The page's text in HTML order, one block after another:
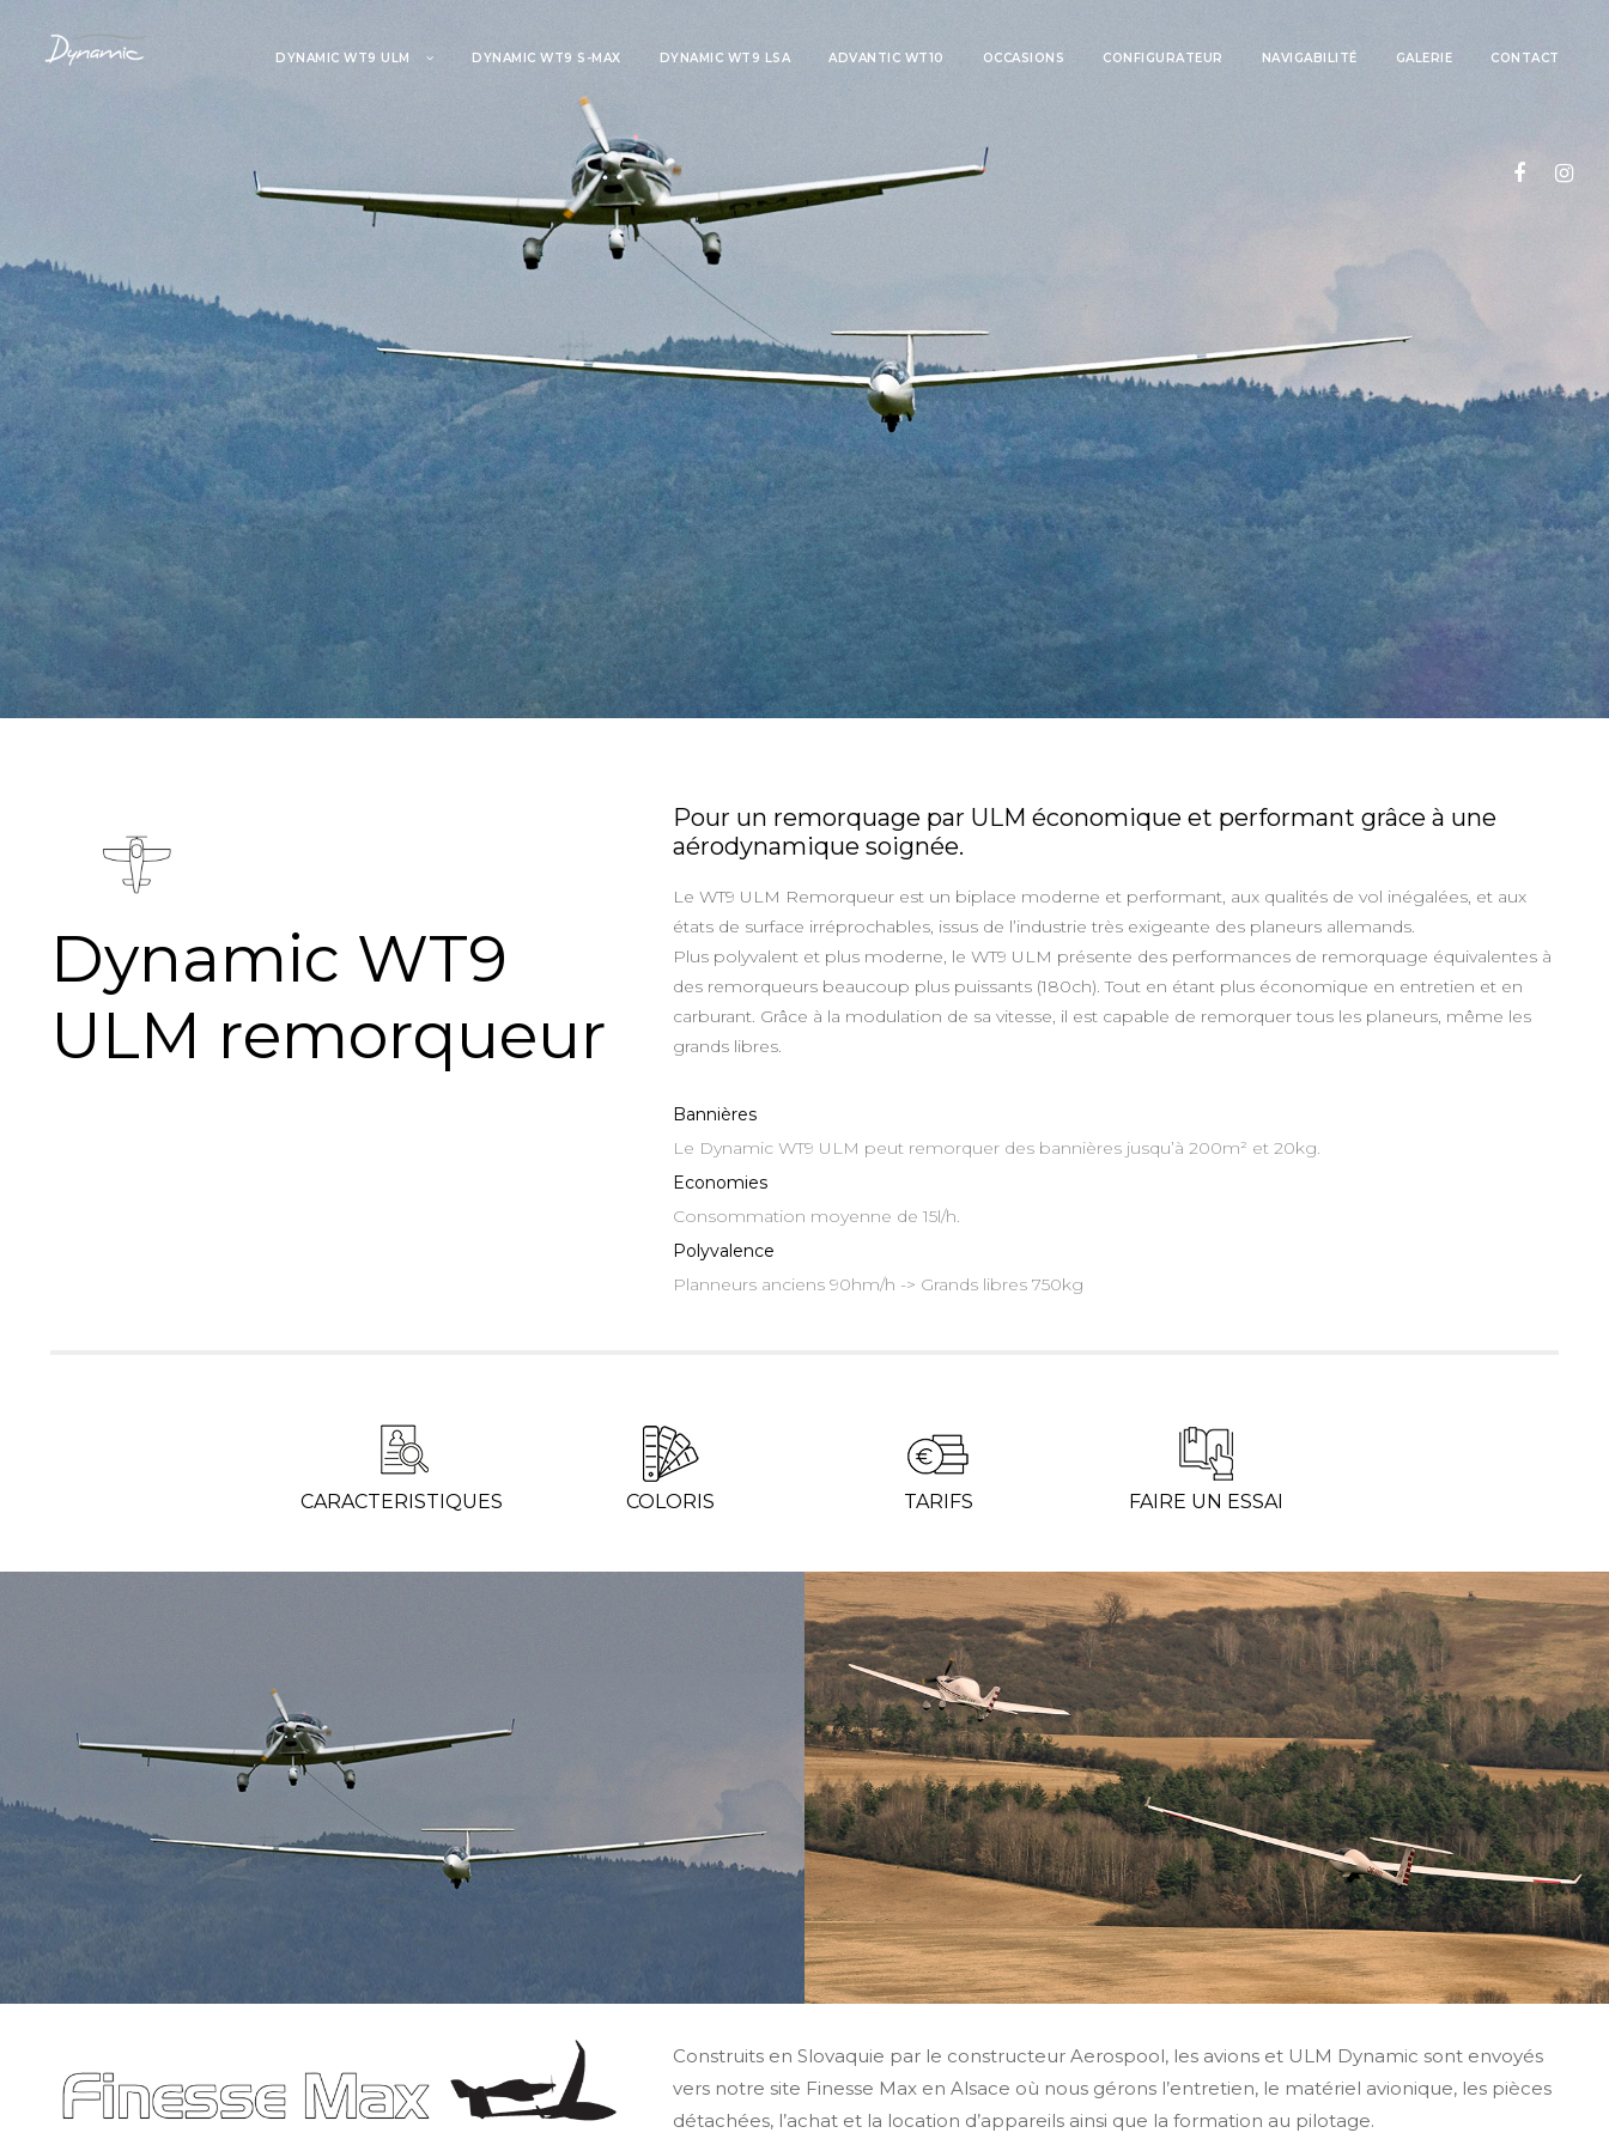
DYNAMIC WT9 ULM DYNAMIC WT9 S-MAX DYNAMIC WT9 LSA ADVANTIC WT10 OCCASIONS CONFIGURATEUR NAVIGABILITÉ GALERIE CONTACT
Dynamic WT9
ULM remorqueur
Pour un remorquage par ULM économique et performant grâce à une
aérodynamique soignée.
Le WT9 ULM Remorqueur est un biplace moderne et performant, aux qualités de vol inégalées, et aux
états de surface irréprochables, issus de l’industrie très exigeante des planeurs allemands.
Plus polyvalent et plus moderne, le WT9 ULM présente des performances de remorquage équivalentes à
des remorqueurs beaucoup plus puissants (180ch). Tout en étant plus économique en entretien et en
carburant. Grâce à la modulation de sa vitesse, il est capable de remorquer tous les planeurs, même les
grands libres.
Bannières
Le Dynamic WT9 ULM peut remorquer des bannières jusqu’à 200m² et 20kg.
Economies
Consommation moyenne de 15l/h.
Polyvalence
Planneurs anciens 90hm/h -> Grands libres 750kg
CARACTERISTIQUES COLORIS TARIFS FAIRE UN ESSAI
Construits en Slovaquie par le constructeur Aerospool, les avions et ULM Dynamic sont envoyés
vers notre site Finesse Max en Alsace où nous gérons l’entretien, le matériel avionique, les pièces
détachées, l’achat et la location d’appareils ainsi que la formation au pilotage.